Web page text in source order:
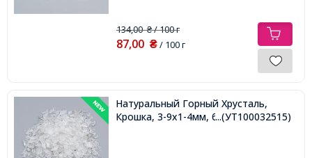
134,00₴/ 100 г
87,00 ₴/ 100 г
Натуральный Горный Хрусталь,
Крошка, 3-9x1-4мм, без Отверстия,
...(УТ100032515)